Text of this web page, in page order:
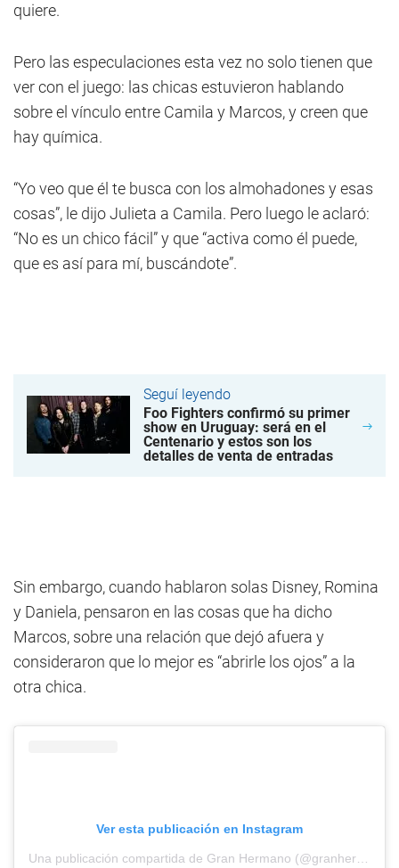
quiere.
Pero las especulaciones esta vez no solo tienen que
ver con el juego: las chicas estuvieron hablando
sobre el vínculo entre Camila y Marcos, y creen que
hay química.
“Yo veo que él te busca con los almohadones y esas
cosas”, le dijo Julieta a Camila. Pero luego le aclaró:
“No es un chico fácil” y que “activa como él puede,
que es así para mí, buscándote”.
Seguí leyendo
Foo Fighters confirmó su primer
show en Uruguay: será en el
Centenario y estos son los
detalles de venta de entradas
Sin embargo, cuando hablaron solas Disney, Romina
y Daniela, pensaron en las cosas que ha dicho
Marcos, sobre una relación que dejó afuera y
consideraron que lo mejor es “abrirle los ojos” a la
otra chica.
Ver esta publicación en Instagram
Una publicación compartida de Gran Hermano (@granhermanoar)